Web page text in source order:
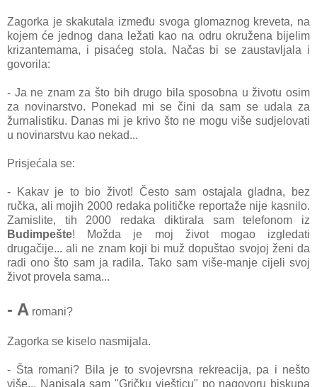
Zagorka je skakutala između svoga glomaznog kreveta, na
kojem će jednog dana ležati kao na odru okružena bijelim
krizantemama, i pisaćeg stola. Načas bi se zaustavljala i
govorila:
- Ja ne znam za što bih drugo bila sposobna u životu osim
za novinarstvo. Ponekad mi se čini da sam se udala za
žurnalistiku. Danas mi je krivo što ne mogu više sudjelovati
u novinarstvu kao nekad...
Prisjećala se:
- Kakav je to bio život! Često sam ostajala gladna, bez
ručka, ali mojih 2000 redaka političke reportaže nije kasnilo.
Zamislite, tih 2000 redaka diktirala sam telefonom iz
Budimpešte! Možda je moj život mogao izgledati
drugačije... ali ne znam koji bi muž dopuštao svojoj ženi da
radi ono što sam ja radila. Tako sam više-manje cijeli svoj
život provela sama...
- A romani?
Zagorka se kiselo nasmijala.
- Šta romani? Bila je to svojevrsna rekreacija, pa i nešto
više... Napisala sam "Gričku vješticu" po nagovoru biskupa